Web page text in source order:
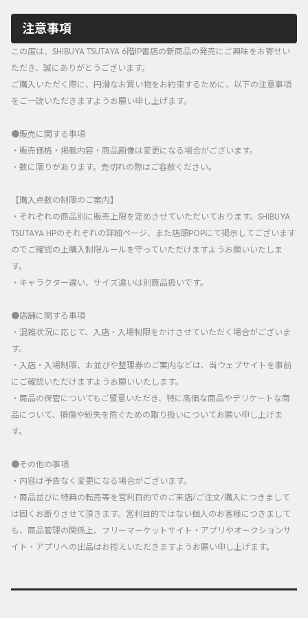
注意事項
この度は、SHIBUYA TSUTAYA 6階IP書店の新商品の発売にご興味をお寄せい
ただき、誠にありがとうございます。
ご購入いただく際に、円滑なお買い物をお約束するために、以下の注意事項
をご一読いただきますようお願い申し上げます。
●販売に関する事項
・販売価格・掲載内容・商品画像は変更になる場合がございます。
・数に限りがあります。売切れの際はご容赦ください。
【購入点数の制限のご案内】
・それぞれの商品別に販売上限を定めさせていただいております。SHIBUYA
TSUTAYA HPのそれぞれの詳細ページ、また店頭POPにて掲示してございます
のでご確認の上購入制限ルールを守っていただけますようお願いいたしま
す。
・キャラクター違い、サイズ違いは別商品扱いです。
●店舗に関する事項
・混雑状況に応じて、入店・入場制限をかけさせていただく場合がございま
す。
・入店・入場制限、お並びや整理券のご案内などは、当ウェブサイトを事前
にご確認いただけますようお願いいたします。
・商品の保管についてもご留意いただき、特に高価な商品やデリケートな商
品について、損傷や紛失を防ぐための取り扱いについてお願い申し上げま
す。
●その他の事項
・内容は予告なく変更になる場合がございます。
・商品並びに特典の転売等を営利目的でのご来店/ご注文/購入につきまして
は固くお断りさせて頂きます。営利目的ではない個人のお客様につきまして
も、商品管理の関係上、フリーマーケットサイト・アプリやオークションサ
イト・アプリへの出品はお控えいただきますようお願い申し上げます。